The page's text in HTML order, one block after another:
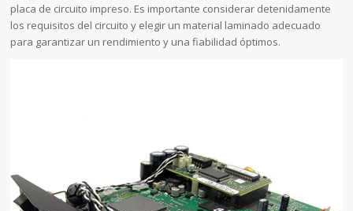
placa de circuito impreso. Es importante considerar detenidamente
los requisitos del circuito y elegir un material laminado adecuado
para garantizar un rendimiento y una fiabilidad óptimos.